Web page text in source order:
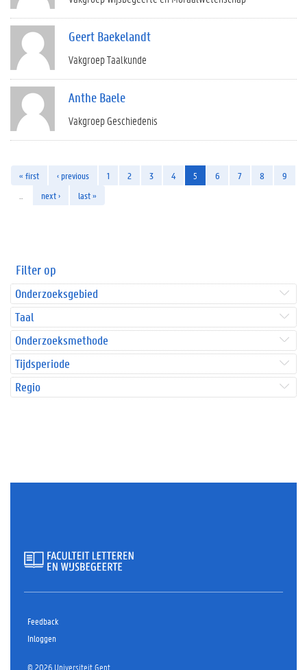
Geert Baekelandt
Vakgroep Taalkunde
Anthe Baele
Vakgroep Geschiedenis
« first ‹ previous 1 2 3 4 5 6 7 8
9
next › last »
Filter op
Onderzoeksgebied
Taal
Onderzoeksmethode
Tijdsperiode
Regio
Feedback
Inloggen
© 2026 Universiteit Gent